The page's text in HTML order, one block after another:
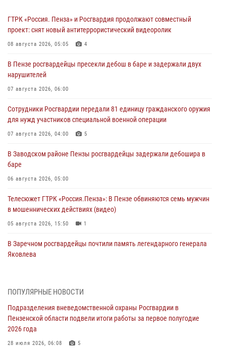
ГТРК «Россия. Пенза» и Росгвардия продолжают совместный
проект: снят новый антитеррористический видеоролик
08 августа 2026, 05:05 4
В Пензе росгвардейцы пресекли дебош в баре и задержали двух
нарушителей
07 августа 2026, 06:00
Сотрудники Росгвардии передали 81 единицу гражданского оружия
для нужд участников специальной военной операции
07 августа 2026, 04:00 5
В Заводском районе Пензы росгвардейцы задержали дебошира в
баре
06 августа 2026, 05:00
Телесюжет ГТРК «Россия.Пенза»: В Пензе обвиняются семь мужчин
в мошеннических действиях (видео)
05 августа 2026, 15:50 1
В Заречном росгвардейцы почтили память легендарного генерала
Яковлева
Сотрудники пензенского ОМОН «Страж» познакомили участников
05 августа 2026, 06:15
В Пензе сотрудники Росгвардии оказали помощь
дезориентированному пенсионеру
ПОПУЛЯРНЫЕ НОВОСТИ
Подразделения вневедомственной охраны Росгвардии в
Пензенской области подвели итоги работы за первое полугодие
2026 года
28 июля 2026, 06:08 5